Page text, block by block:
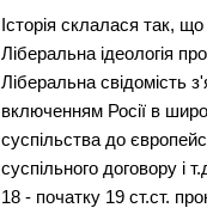
Історія склалася так,
Ліберальна ідеологія
Ліберальна свідомість
включенням Росії в
суспільства до
суспільного договору і
18 - початку 19 ст.ст.